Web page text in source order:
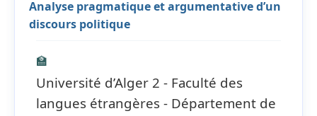
Analyse pragmatique et argumentative d’un
discours politique
🏫
Université d’Alger 2 - Faculté des
langues étrangères - Département de